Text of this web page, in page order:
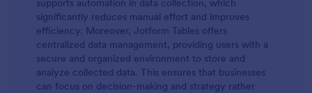
supports automation in data collection, which
significantly reduces manual effort and improves
efficiency. Moreover, Jotform Tables offers
centralized data management, providing users with a
secure and organized environment to store and
analyze collected data. This ensures that businesses
can focus on decision-making and strategy rather